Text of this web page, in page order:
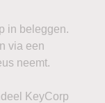
in beleggen.
via een
neemt.
KeyCorp